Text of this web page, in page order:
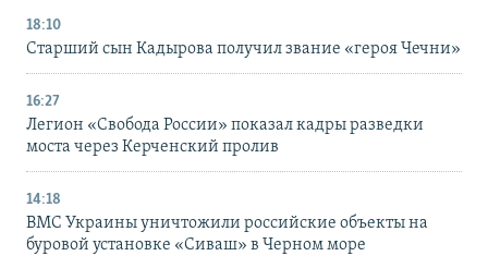
18:10
Старший сын Кадырова получил звание «героя Чечни»
16:27
Легион «Свобода России» показал кадры разведки
моста через Керченский пролив
14:18
ВМС Украины уничтожили российские объекты на
буровой установке «Сиваш» в Черном море